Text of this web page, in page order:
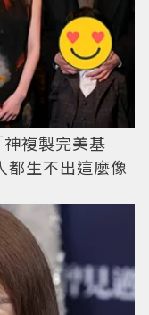
複製完美基
都生不出這麼像